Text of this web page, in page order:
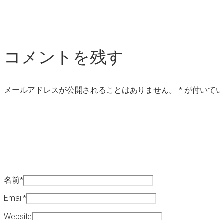
コメントを残す
メールアドレスが公開されることはありません。 * が付いて
名前*
Email*
Website